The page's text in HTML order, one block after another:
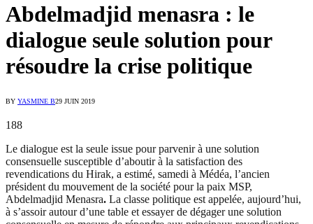
Abdelmadjid menasra : le
dialogue seule solution pour
résoudre la crise politique
BY YASMINE B29 JUIN 2019
188
Le dialogue est la seule issue pour parvenir à une solution
consensuelle susceptible d’aboutir à la satisfaction des
revendications du Hirak, a estimé, samedi à Médéa, l’ancien
président du mouvement de la société pour la paix MSP,
Abdelmadjid Menasra. La classe politique est appelée, aujourd’hui,
à s’assoir autour d’une table et essayer de dégager une solution